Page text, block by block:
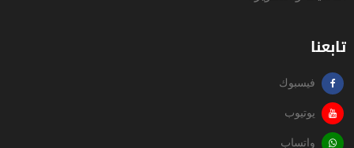
تابعنا
فيسبوك
يوتيوب
واتساب